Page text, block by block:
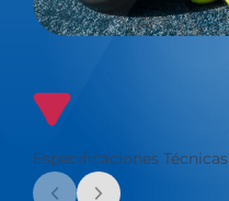
Especificaciones Técnicas